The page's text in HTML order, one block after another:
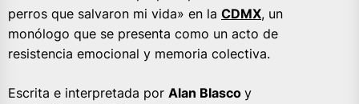
perros que salvaron mi vida» en la CDMX, un
monólogo que se presenta como un acto de
resistencia emocional y memoria colectiva.
Escrita e interpretada por Alan Blasco y